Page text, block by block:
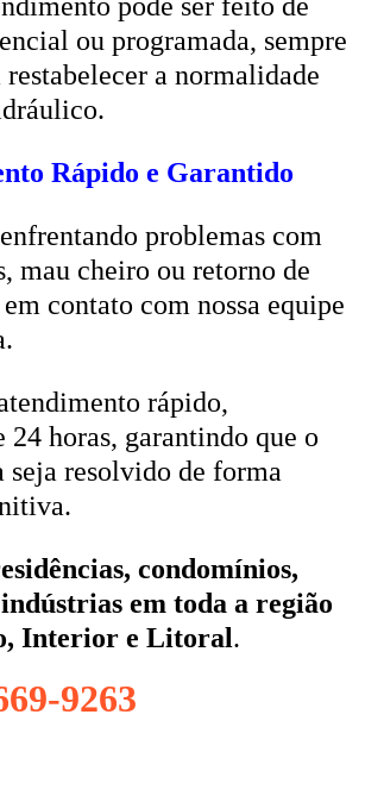
ou programada, sempre
a normalidade
Rápido e Garantido
problemas com
mau cheiro ou retorno de
contato com nossa equipe
rápido,
24 horas, garantindo que o
seja resolvido de forma
condomínios,
em toda a região
Interior e Litoral.
9263